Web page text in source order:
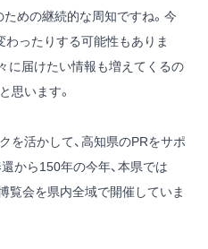
めの継続的な周知ですね。今
わったりする可能性もありま
に届けたい情報も増えてくるの
思います。
を活かして、高知県のPRをサポ
から150年の今年、本県では
覧会を県内全域で開催していま